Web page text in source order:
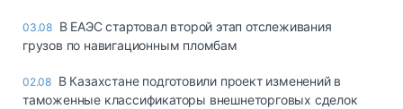
03.08 В ЕАЭС стартовал второй этап отслеживания
грузов по навигационным пломбам
02.08 В Казахстане подготовили проект изменений в
таможенные классификаторы внешнеторговых сделок